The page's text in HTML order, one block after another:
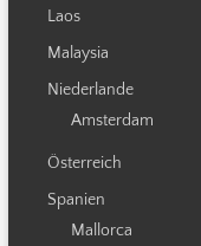
Laos
Malaysia
Niederlande
Amsterdam
Österreich
Spanien
Mallorca